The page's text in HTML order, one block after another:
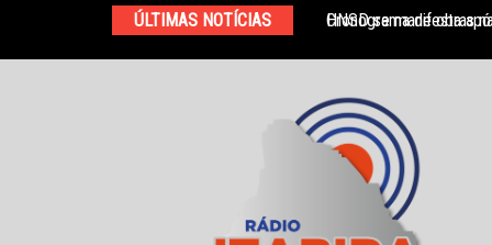
o
ÚLTIMAS NOTÍCIAS Cronograma de obras
HNSD se manifesta